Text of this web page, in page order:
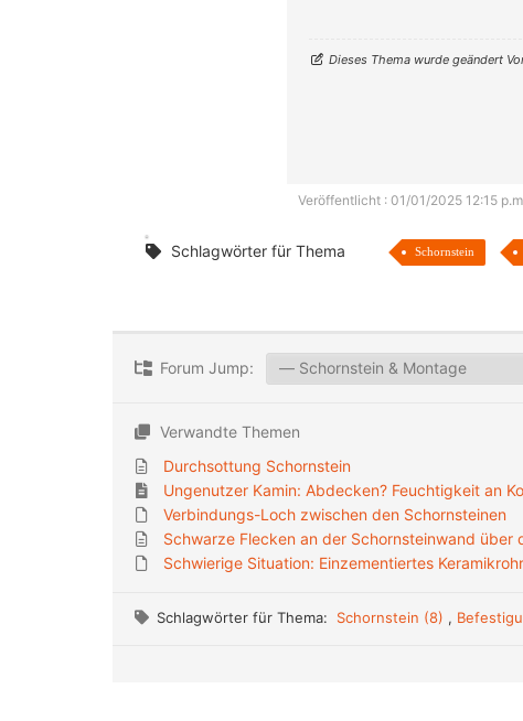
Dieses Thema wurde geändert
Veröffentlicht : 01/01/2025 12:15
Schlagwörter für Thema Schornstein
Forum Jump:
Verwandte Themen
Durchsottung Schornstein
Ungenutzer Kamin: Abdecken? Feuchtigkeit an
Verbindungs-Loch zwischen den Schornsteinen
Schwarze Flecken an der Schornsteinwand über
Schwierige Situation: Einzementiertes
Schlagwörter für Thema: Schornstein (8) ,